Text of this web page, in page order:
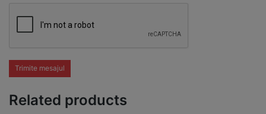
Trimite mesajul
Related products